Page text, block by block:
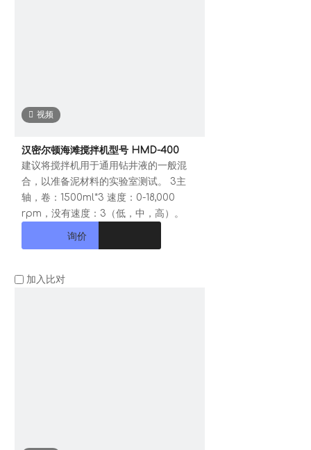
视频
汉密尔顿海滩搅拌机型号 HMD-400
建议将搅拌机用于通用钻井液的一般混
合，以准备泥材料的实验室测试。 3主
轴，卷：1500ml*3 速度：0-18,000
rpm，没有速度：3（低，中，高）。
询价
加入比对